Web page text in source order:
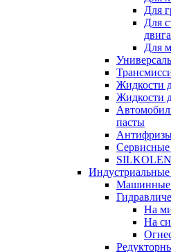
Для
Для
Для
Жидкости
Жидкости
пасты
Машинные
На
На